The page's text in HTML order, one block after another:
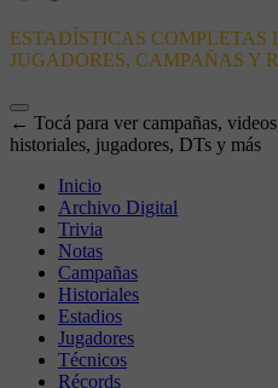
ESTADÍSTICAS COMPLETAS
JUGADORES, CAMPAÑAS Y
← Tocá para ver campañas,
historiales, jugadores, DTs y más
Inicio
Archivo Digital
Trivia
Notas
Campañas
Historiales
Estadios
Jugadores
Técnicos
Récords